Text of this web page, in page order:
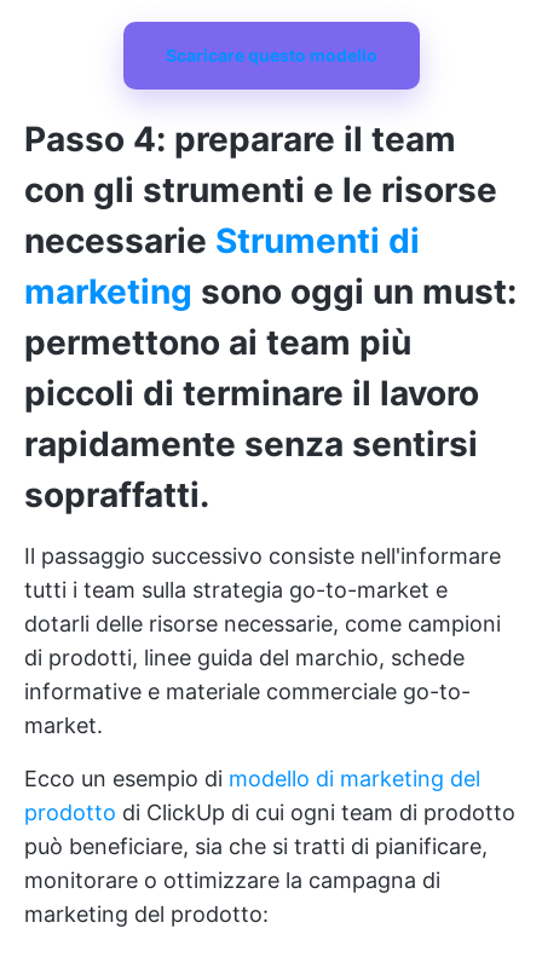
Scaricare questo modello
Passo 4: preparare il team
con gli strumenti e le risorse
necessarie Strumenti di
marketing sono oggi un must:
permettono ai team più
piccoli di terminare il lavoro
rapidamente senza sentirsi
sopraffatti.
Il passaggio successivo consiste nell'informare
tutti i team sulla strategia go-to-market e
dotarli delle risorse necessarie, come campioni
di prodotti, linee guida del marchio, schede
informative e materiale commerciale go-to-
market.
Ecco un esempio di modello di marketing del
prodotto di ClickUp di cui ogni team di prodotto
può beneficiare, sia che si tratti di pianificare,
monitorare o ottimizzare la campagna di
marketing del prodotto: